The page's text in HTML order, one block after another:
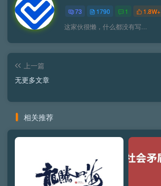
73 1790 1 1.8W+
这家伙很懒，什么都没有写...
上一篇
无更多文章
相关推荐